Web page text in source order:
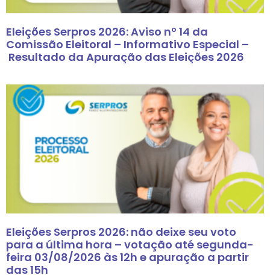
Eleições Serpros 2026: Aviso nº 14 da
Comissão Eleitoral – Informativo Especial –
Resultado da Apuração das Eleições 2026
Eleições Serpros 2026: não deixe seu voto
para a última hora – votação até segunda-
feira 03/08/2026 às 12h e apuração a partir
das 15h